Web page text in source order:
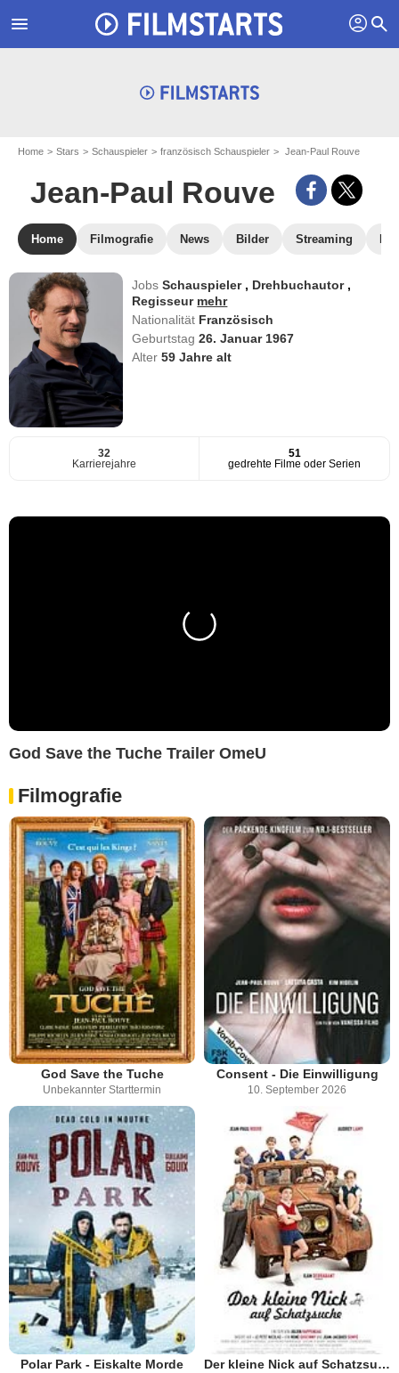
menu profil search
Home Stars Schauspieler französisch Schauspieler Jean-Paul Rouve
Jean-Paul Rouve
Home Filmografie News Bilder Streaming
JobsSchauspieler , Drehbuchautor ,
Regisseur mehr
Nationalität Französisch
Geburtstag26. Januar 1967
Alter59 Jahre alt
32
Karrierejahre
51
gedrehte Filme oder Serien
God Save the Tuche Trailer OmeU
Filmografie
God Save the Tuche
Unbekannter Starttermin
Consent - Die Einwilligung
10. September 2026
Polar Park - Eiskalte Morde Der kleine Nick auf Schatzsuche